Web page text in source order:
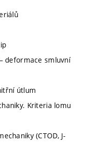
deformace smluvní
útlum
Kriteria lomu
(CTOD, J-